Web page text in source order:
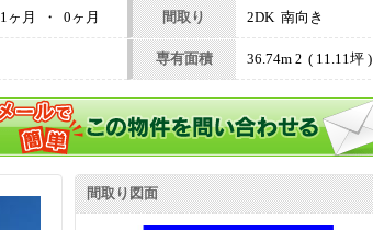
1ヶ月 ・ 0ヶ月 間取り 2DK 南向き
専有面積 36.74m 2( 11.11坪 )
間取り図面